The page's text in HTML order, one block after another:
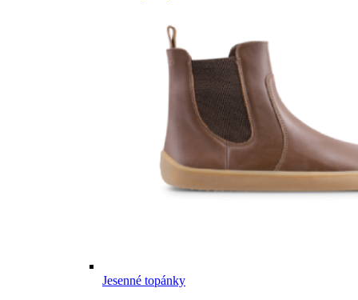
Jesenné topánky